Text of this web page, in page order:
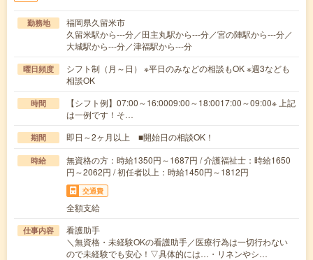
勤務地
福岡県久留米市
久留米駅から---分／田主丸駅から---分／宮の陣駅から---分／
大城駅から---分／津福駅から---分
曜日頻度
シフト制（月～日） ※平日のみなどの相談もOK ※週3なども
相談OK
時間
【シフト例】07:00～16:0009:00～18:0017:00～09:00※ 上記
は一例です！そ…
期間 即日～2ヶ月以上 ■開始日の相談OK！
時給
無資格の方：時給1350円～1687円 / 介護福祉士：時給1650
円～2062円 / 初任者以上：時給1450円～1812円
交通費
全額支給
仕事内容
看護助手
＼無資格・未経験OKの看護助手／医療行為は一切行わない
ので未経験でも安心！▽具体的には…・リネンやシ…